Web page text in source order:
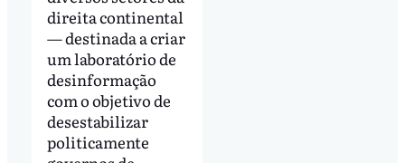
direita continental
— destinada a criar
um laboratório de
desinformação
com o objetivo de
desestabilizar
politicamente